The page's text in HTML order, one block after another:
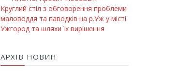
Круглий стіл з обговорення проблеми
маловоддя та паводків на р.Уж у місті
Ужгород та шляхи їх вирішення
АРХІВ НОВИН